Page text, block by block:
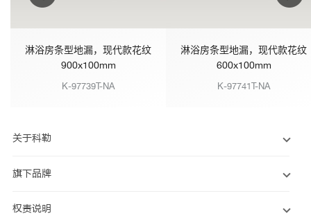
淋浴房条型地漏，现代款花纹
900x100mm
K-97739T-NA
淋浴房条型地漏，现代款花纹
600x100mm
K-97741T-NA
关于科勒
旗下品牌
权责说明